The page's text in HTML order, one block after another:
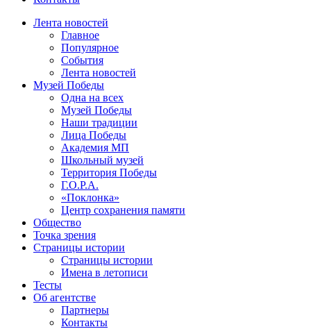
Лента новостей
Главное
Популярное
События
Лента новостей
Музей Победы
Одна на всех
Музей Победы
Наши традиции
Лица Победы
Академия МП
Школьный музей
Территория Победы
Г.О.Р.А.
«Поклонка»
Центр сохранения памяти
Общество
Точка зрения
Страницы истории
Страницы истории
Имена в летописи
Тесты
Об агентстве
Партнеры
Контакты